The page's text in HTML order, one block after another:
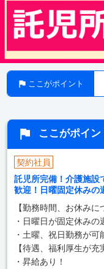
ここがポイント
ここがポイン
契約社員
託児所完備！介護施設
歓迎！日曜固定休みの
【勤務時間、お休みに
・日曜日が固定休みの
・土曜、祝日勤務が可
【待遇、福利厚生が充
・昇給あり！